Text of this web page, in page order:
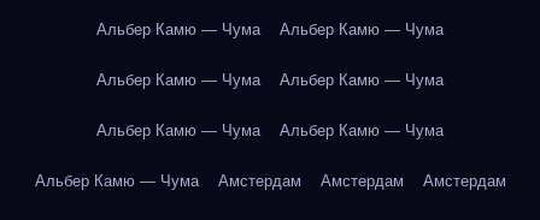
Альбер Камю — Чума Альбер Камю — Чума
Альбер Камю — Чума Альбер Камю — Чума
Альбер Камю — Чума Альбер Камю — Чума
Альбер Камю — Чума Амстердам Амстердам Амстердам